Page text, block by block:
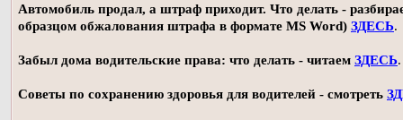
Автомобиль продал, а штраф приходит. Что делать -
образцом обжалования штрафа в формате MS Word) ЗДЕСЬ.
Забыл дома водительские права: что делать - читаем ЗДЕСЬ.
Советы по сохранению здоровья для водителей - смотреть